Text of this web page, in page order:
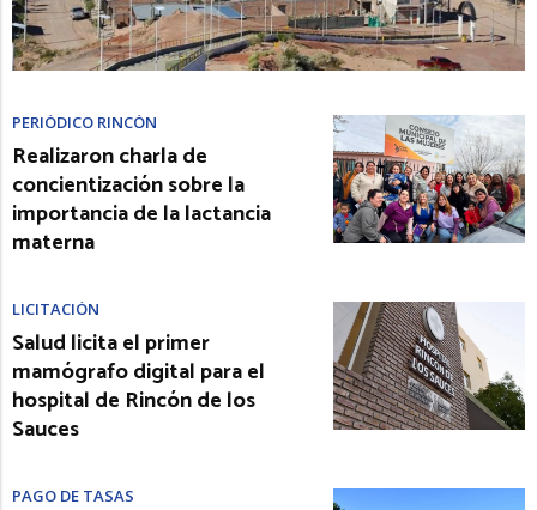
PERIÓDICO RINCÓN
Realizaron charla de
concientización sobre la
importancia de la lactancia
materna
LICITACIÓN
Salud licita el primer
mamógrafo digital para el
hospital de Rincón de los
Sauces
PAGO DE TASAS